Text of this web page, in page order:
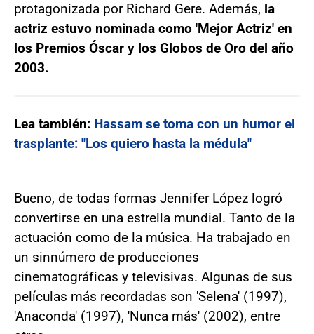
protagonizada por Richard Gere. Además, la
actriz estuvo nominada como 'Mejor Actriz' en
los Premios Óscar y los Globos de Oro del año
2003.
Lea también: Hassam se toma con un humor el
trasplante: "Los quiero hasta la médula"
Bueno, de todas formas Jennifer López logró
convertirse en una estrella mundial. Tanto de la
actuación como de la música. Ha trabajado en
un sinnúmero de producciones
cinematográficas y televisivas. Algunas de sus
películas más recordadas son 'Selena' (1997),
'Anaconda' (1997), 'Nunca más' (2002), entre